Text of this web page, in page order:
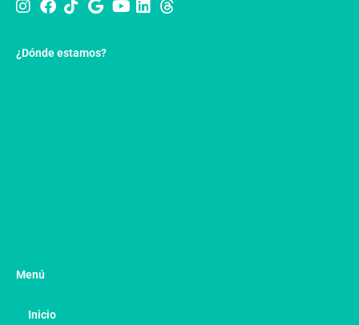
¿Dónde estamos?
Menú
Inicio